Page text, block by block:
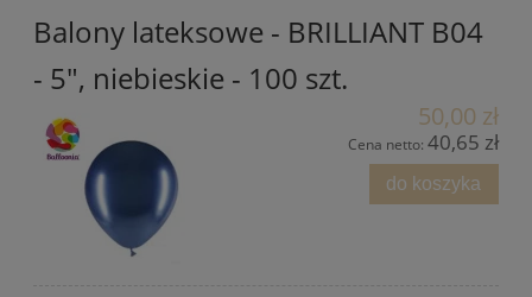
Balony lateksowe - BRILLIANT B04
- 5", niebieskie - 100 szt.
50,00 zł
Cena netto: 40,65 zł
do koszyka